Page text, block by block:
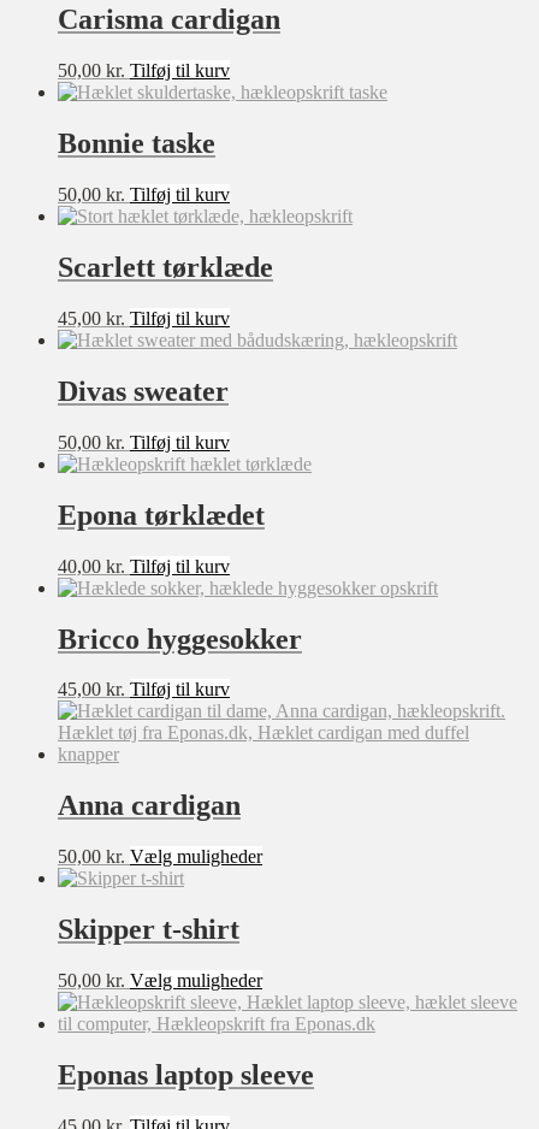
3-6 mdr
6-9 mdr
1-2 år
2-3 år
4-5 år
7-8 år
8-10 år
12-14 år
Lille
Stor
XXXXL
Carisma cardigan
50,00 kr. Tilføj til kurv
Bonnie taske
50,00 kr. Tilføj til kurv
Scarlett tørklæde
45,00 kr. Tilføj til kurv
Divas sweater
50,00 kr. Tilføj til kurv
Epona tørklædet
40,00 kr. Tilføj til kurv
Bricco hyggesokker
45,00 kr. Tilføj til kurv
Anna cardigan
50,00 kr. Vælg mulighederDette
kan
vælges
på
Skipper t-shirt
50,00 kr. Vælg mulighederDette
vare
har
Mulighederne
Eponas laptop sleeve